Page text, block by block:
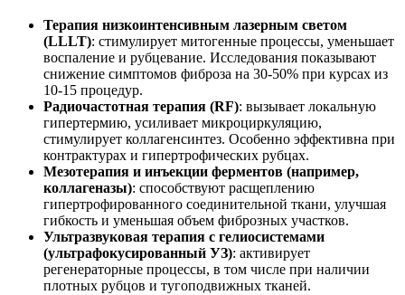
Терапия низкоинтенсивным лазерным светом
(LLLT): стимулирует митогенные процессы, уменьшает
воспаление и рубцевание. Исследования показывают
снижение симптомов фиброза на 30-50% при курсах из
10-15 процедур.
Радиочастотная терапия (RF): вызывает локальную
гипертермию, усиливает микроциркуляцию,
стимулирует коллагенсинтез. Особенно эффективна при
контрактурах и гипертрофических рубцах.
Мезотерапия и инъекции ферментов (например,
коллагеназы): способствуют расщеплению
гипертрофированного соединительной ткани, улучшая
гибкость и уменьшая объем фиброзных участков.
Ультразвуковая терапия с гелиосистемами
(ультрафокусированный УЗ): активирует
регенераторные процессы, в том числе при наличии
плотных рубцов и тугоподвижных тканей.